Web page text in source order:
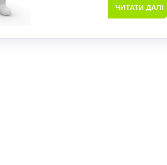
ЧИТАТИ ДАЛІ